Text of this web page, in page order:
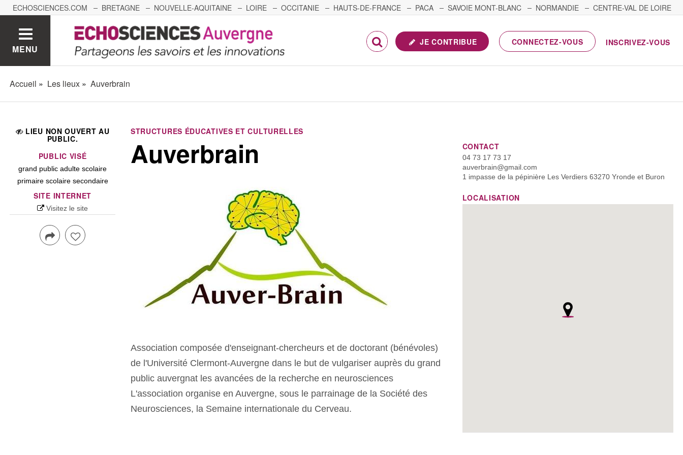
ECHOSCIENCES.COM BRETAGNE NOUVELLE-AQUITAINE LOIRE OCCITANIE HAUTS-DE-FRANCE PACA SAVOIE MONT-BLANC NORMANDIE
CENTRE-VAL DE LOIRE
GRENOBLE GRAND EST BOURGOGNE-FRANCHE-COMTÉ
MENU
JE CONTRIBUE CONNECTEZ-VOUS INSCRIVEZ-VOUS
Accueil Les lieux Auverbrain
STRUCTURES ÉDUCATIVES ET CULTURELLES
Auverbrain
Association composée d'enseignant-chercheurs et de doctorant (bénévoles)
de l'Université Clermont-Auvergne dans le but de vulgariser auprès du grand
public auvergnat les avancées de la recherche en neurosciences
L'association organise en Auvergne, sous le parrainage de la Société des
Neurosciences, la Semaine internationale du Cerveau.
CONTACT
04 73 17 73 17
auverbrain@gmail.com
1 impasse de la pépinière Les Verdiers 63270 Yronde et Buron
LOCALISATION
LIEU NON OUVERT AU
PUBLIC.
PUBLIC VISÉ
grand public adulte scolaire
primaire scolaire secondaire
SITE INTERNET
Visitez le site